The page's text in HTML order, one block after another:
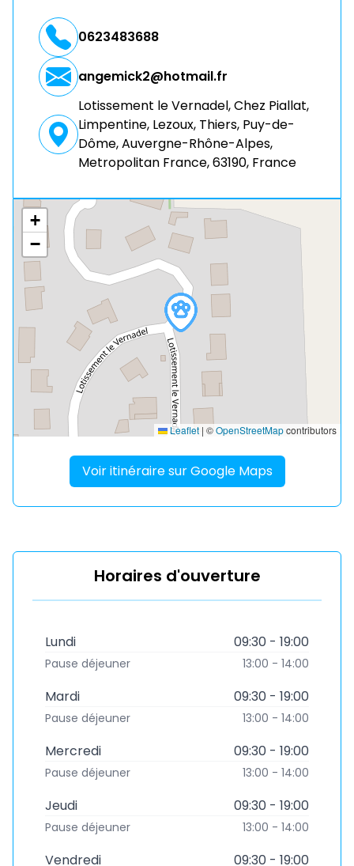
0623483688
angemick2@hotmail.fr
Lotissement le Vernadel, Chez Piallat,
Limpentine, Lezoux, Thiers, Puy-de-
Dôme, Auvergne-Rhône-Alpes,
Metropolitan France, 63190, France
+
−
Leaflet | ©OpenStreetMapcontributors
Voir itinéraire sur Google Maps
Horaires d'ouverture
Lundi 09:30 - 19:00
Pause déjeuner 13:00 - 14:00
Mardi 09:30 - 19:00
Pause déjeuner 13:00 - 14:00
Mercredi 09:30 - 19:00
Pause déjeuner 13:00 - 14:00
Jeudi 09:30 - 19:00
Pause déjeuner 13:00 - 14:00
Vendredi 09:30 - 19:00